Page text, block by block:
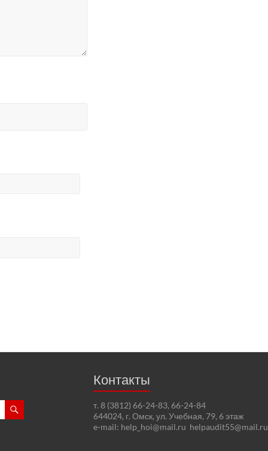
Контакты
т. 8 (3812) 66-24-83, 66-24-84
644024, г. Омск, ул. Учебная, 79, 6 этаж
e-mail: help_hoi@mail.ru helpaudit55@mail.ru